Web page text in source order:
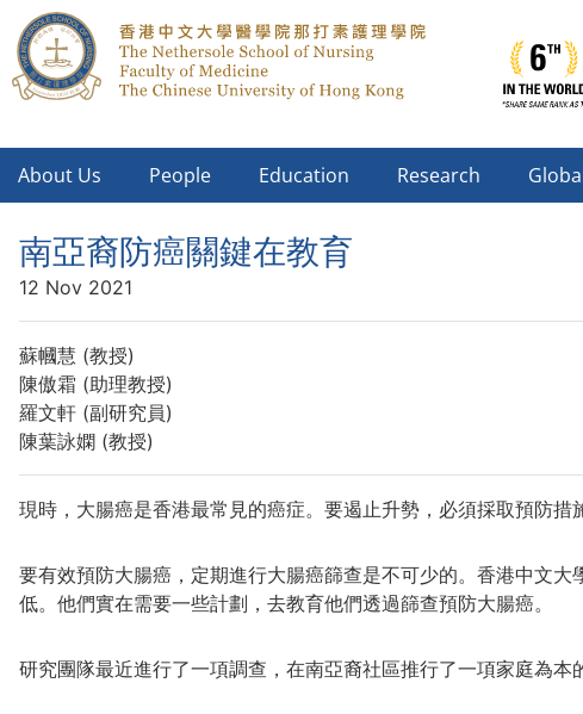
About Us People Education Research
南亞裔防癌關鍵在教育
12 Nov 2021
蘇幗慧 (教授)
陳傲霜 (助理教授)
羅文軒 (副研究員)
陳葉詠嫻 (教授)
現時，大腸癌是香港最常見的癌症。要遏止升勢，必須採取預防
要有效預防大腸癌，定期進行大腸癌篩查是不可少的。香港中文
低。他們實在需要一些計劃，去教育他們透過篩查預防大腸癌。
研究團隊最近進行了一項調查，在南亞裔社區推行了一項家庭為本